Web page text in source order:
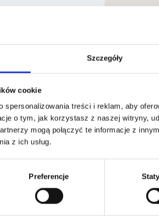
Szczegóły
cookie
spersonalizowania treści i reklam, aby
o tym, jak korzystasz z naszej witryny,
mogą połączyć te informacje z
z ich usług.
Preferencje
Nasza oferta